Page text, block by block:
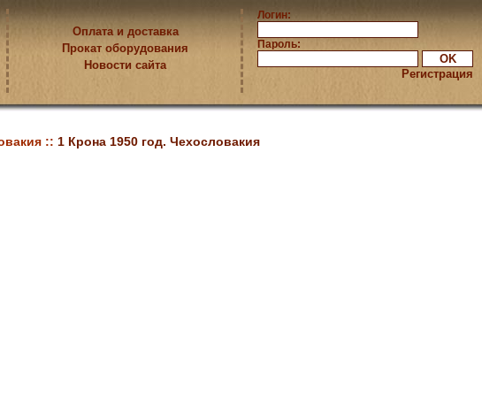
Оплата и доставка
Прокат оборудования
Новости сайта
Логин:
Пароль:
Регистрация
:: 1 Крона 1950 год. Чехословакия